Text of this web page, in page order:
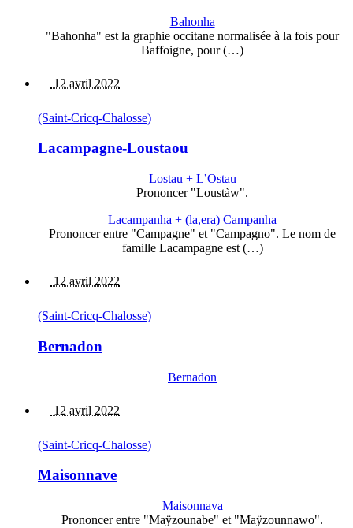
Bahonha
"Bahonha" est la graphie occitane normalisée à la fois pour
Baffoigne, pour (…)
12 avril 2022
(Saint-Cricq-Chalosse)
Lacampagne-Loustaou
Lostau + L’Ostau
Prononcer "Loustàw".
Lacampanha + (la,era) Campanha
Prononcer entre "Campagne" et "Campagno". Le nom de
famille Lacampagne est (…)
12 avril 2022
(Saint-Cricq-Chalosse)
Bernadon
Bernadon
12 avril 2022
(Saint-Cricq-Chalosse)
Maisonnave
Maisonnava
Prononcer entre "Maÿzounabe" et "Maÿzounnawo".